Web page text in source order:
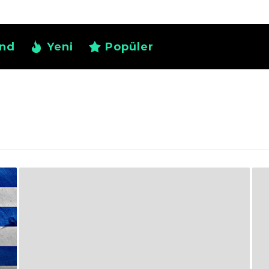
Yeni Popüler